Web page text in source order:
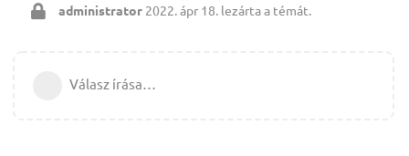
administrator 2022. ápr 18. lezárta a témát.
Válasz írása…